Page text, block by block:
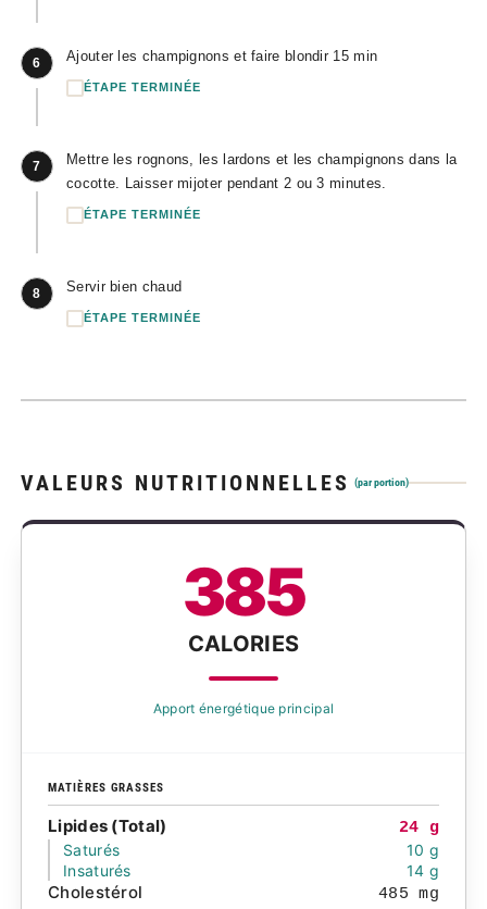
6 Ajouter les champignons et faire blondir 15 min
ÉTAPE TERMINÉE
7
Mettre les rognons, les lardons et les champignons dans la
cocotte. Laisser mijoter pendant 2 ou 3 minutes.
ÉTAPE TERMINÉE
8 Servir bien chaud
ÉTAPE TERMINÉE
VALEURS NUTRITIONNELLES (par portion)
385
CALORIES
Apport énergétique principal
MATIÈRES GRASSES
Lipides (Total)
24 g
Saturés
10 g
Insaturés
14 g
Cholestérol 485 mg